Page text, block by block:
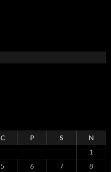
C P S
N
1
5 6 7
8